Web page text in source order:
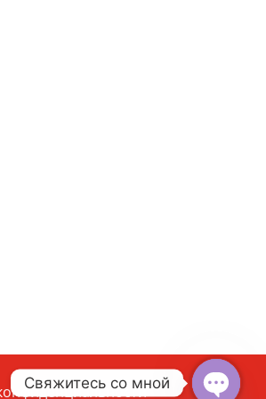
Свяжитесь со мной